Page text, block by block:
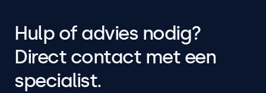
Hulp of advies nodig?
Direct contact met een
specialist.